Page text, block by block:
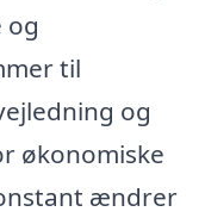
og
til
og
økonomiske
ændrer